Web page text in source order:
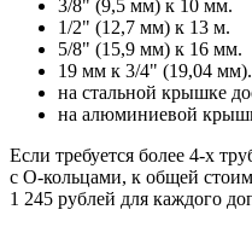
3/8" (9,5 мм) к 10 мм.
1/2" (12,7 мм) к 13 м.
5/8" (15,9 мм) к 16 мм.
19 мм к 3/4" (19,04 мм).
на стальной крышке
на алюминиевой
Если требуется более 4-х
с О-кольцами, к общей
1 245 рублей для каждого